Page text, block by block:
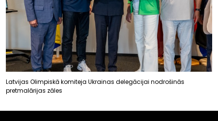
Latvijas Olimpiskā komiteja Ukrainas delegācijai nodrošinās
pretmalārijas zāles